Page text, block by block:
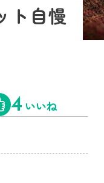
ト自慢
4 いいね